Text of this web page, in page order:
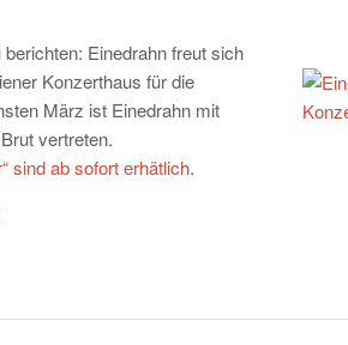
Einedrahn freut sich
Konzerthaus für die
März ist Einedrahn mit
vertreten.
sind ab sofort erhätlich.